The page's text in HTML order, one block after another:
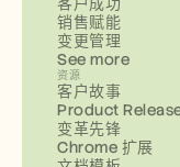
销售赋能
变更管理
See more
资源
客户故事
Product
变革先锋
Chrome 扩展